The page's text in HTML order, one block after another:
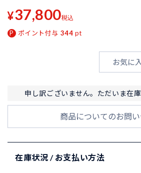
¥37,800税込
ポイント付与 344 pt
お気に
申し訳ございません。ただいま在
商品についてのお問
在庫状況 / お支払い方法